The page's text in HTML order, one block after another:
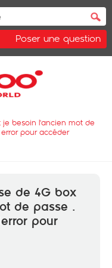
Poser une question
besoin l'ancien mot de
pour accéder
de 4G box
de passe .
pour